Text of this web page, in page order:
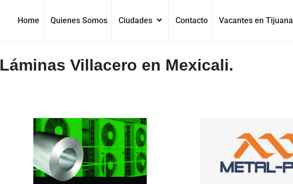
Home Quienes Somos Ciudades Contacto Vacantes en Tijuana
Láminas Villacero en Mexicali.